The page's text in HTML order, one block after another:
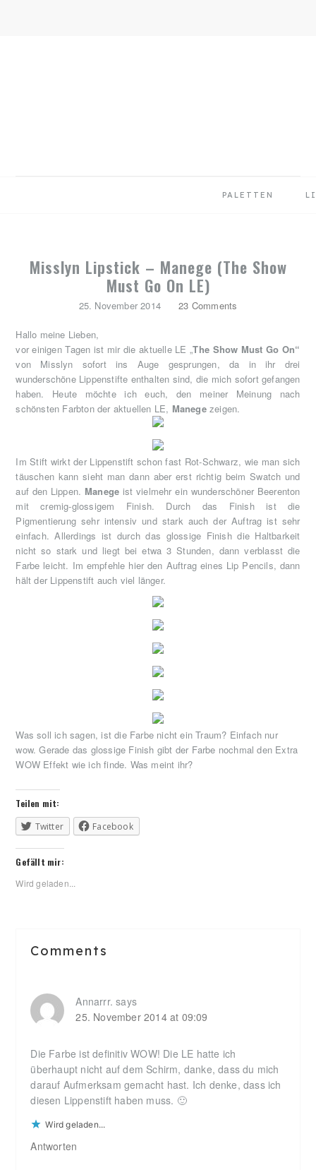
PALETTEN
Misslyn Lipstick – Manege (The Show
Must Go On LE)
25. November 2014 23 Comments
Hallo meine Lieben,
vor einigen Tagen ist mir die aktuelle LE „The Show Must Go On“
von Misslyn sofort ins Auge gesprungen, da in ihr drei
wunderschöne Lippenstifte enthalten sind, die mich sofort gefangen
haben. Heute möchte ich euch, den meiner Meinung nach
schönsten Farbton der aktuellen LE, Manege zeigen.
Im Stift wirkt der Lippenstift schon fast Rot-Schwarz, wie man sich
täuschen kann sieht man dann aber erst richtig beim Swatch und
auf den Lippen. Manege ist vielmehr ein wunderschöner Beerenton
mit cremig-glossigem Finish. Durch das Finish ist die
Pigmentierung sehr intensiv und stark auch der Auftrag ist sehr
einfach. Allerdings ist durch das glossige Finish die Haltbarkeit
nicht so stark und liegt bei etwa 3 Stunden, dann verblasst die
Farbe leicht. Im empfehle hier den Auftrag eines Lip Pencils, dann
hält der Lippenstift auch viel länger.
Was soll ich sagen, ist die Farbe nicht ein Traum? Einfach nur
wow. Gerade das glossige Finish gibt der Farbe nochmal den Extra
WOW Effekt wie ich finde. Was meint ihr?
Teilen mit:
Twitter
Facebook
Gefällt mir:
Wird geladen...
Reader
Interactions
Comments
Annarrr. says
25. November 2014 at 09:09
Die Farbe ist definitiv WOW! Die LE hatte ich
überhaupt nicht auf dem Schirm, danke, dass du mich
darauf Aufmerksam gemacht hast. Ich denke, dass ich
diesen Lippenstift haben muss. 🙂
Wird geladen...
Antworten